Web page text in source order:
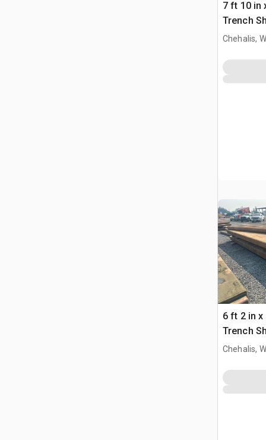
7 ft 10 in
Trench
Chehalis,
6 ft 2 in x
Trench
Chehalis,